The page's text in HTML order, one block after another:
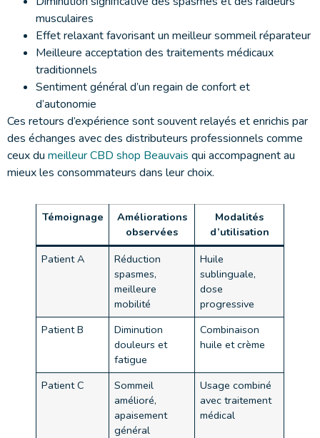
musculaires
Effet relaxant favorisant un meilleur sommeil réparateur
Meilleure acceptation des traitements médicaux
traditionnels
Sentiment général d’un regain de confort et
d’autonomie
Ces retours d’expérience sont souvent relayés et enrichis par
des échanges avec des distributeurs professionnels comme
ceux du meilleur CBD shop Beauvais qui accompagnent au
mieux les consommateurs dans leur choix.
Témoignage
Améliorations
observées
Modalités
d’utilisation
Patient A
Réduction
spasmes,
meilleure
mobilité
Huile
sublinguale,
dose
progressive
Patient B
Diminution
douleurs et
fatigue
Combinaison
huile et crème
Patient C
Sommeil
amélioré,
apaisement
général
Usage combiné
avec traitement
médical